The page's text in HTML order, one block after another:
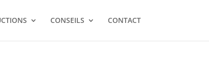
CONSEILS CONTACT